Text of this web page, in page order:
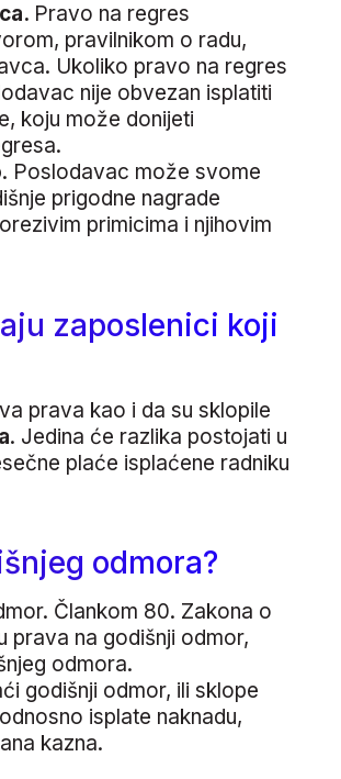
Pravo na regres
pravilnikom o radu,
Ukoliko pravo na regres
nije obvezan isplatiti
koju može donijeti
. Poslodavac može svome
prigodne nagrade
primicima i njihovim
zaposlenici koji
prava kao i da su sklopile
. Jedina će razlika postojati u
plaće isplaćene radniku
odmora?
Člankom 80. Zakona o
prava na godišnji odmor,
odmora.
godišnji odmor, ili sklope
isplate naknadu,
kazna.